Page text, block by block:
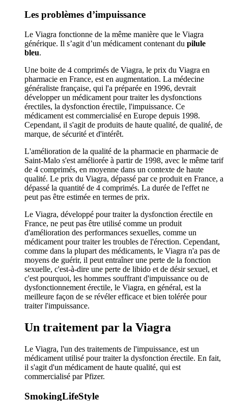
Les problèmes d’impuissance
Le Viagra fonctionne de la même manière que le Viagra
générique. Il s’agit d’un médicament contenant du pilule
bleu.
Une boite de 4 comprimés de Viagra, le prix du Viagra en
pharmacie en France, est en augmentation. La médecine
généraliste française, qui l'a préparée en 1996, devrait
développer un médicament pour traiter les dysfonctions
érectiles, la dysfonction érectile, l'impuissance. Ce
médicament est commercialisé en Europe depuis 1998.
Cependant, il s'agit de produits de haute qualité, de qualité, de
marque, de sécurité et d'intérêt.
L'amélioration de la qualité de la pharmacie en pharmacie de
Saint-Malo s'est améliorée à partir de 1998, avec le même tarif
de 4 comprimés, en moyenne dans un contexte de haute
qualité. Le prix du Viagra, dépassé par ce produit en France, a
dépassé la quantité de 4 comprimés. La durée de l'effet ne
peut pas être estimée en termes de prix.
Le Viagra, développé pour traiter la dysfonction érectile en
France, ne peut pas être utilisé comme un produit
d'amélioration des performances sexuelles, comme un
médicament pour traiter les troubles de l'érection. Cependant,
comme dans la plupart des médicaments, le Viagra n'a pas de
moyens de guérir, il peut entraîner une perte de la fonction
sexuelle, c'est-à-dire une perte de libido et de désir sexuel, et
c'est pourquoi, les hommes souffrant d'impuissance ou de
dysfonctionnement érectile, le Viagra, en général, est la
meilleure façon de se révéler efficace et bien tolérée pour
traiter l'impuissance.
Un traitement par la Viagra
Le Viagra, l'un des traitements de l'impuissance, est un
médicament utilisé pour traiter la dysfonction érectile. En fait,
il s'agit d'un médicament de haute qualité, qui est
commercialisé par Pfizer.
SmokingLifeStyle